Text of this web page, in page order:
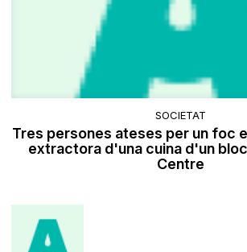
SOCIETAT
Tres persones ateses per un foc
extractora d'una cuina d'un
Centre